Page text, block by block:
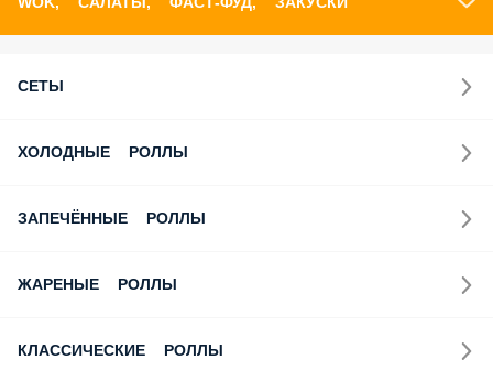
СЕТЫ
ХОЛОДНЫЕ РОЛЛЫ
ЗАПЕЧЁННЫЕ РОЛЛЫ
ЖАРЕНЫЕ РОЛЛЫ
КЛАССИЧЕСКИЕ РОЛЛЫ